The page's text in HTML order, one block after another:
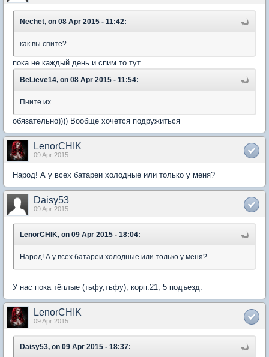
Nechet, on 08 Apr 2015 - 11:42:
как вы спите?
пока не каждый день и спим то тут
BeLieve14, on 08 Apr 2015 - 11:54:
Пните их
обязательно)))) Вообще хочется подружиться
LenorCHIK
09 Apr 2015
Народ! А у всех батареи холодные или только у меня?
Daisy53
09 Apr 2015
LenorCHIK, on 09 Apr 2015 - 18:04:
Народ! А у всех батареи холодные или только у меня?
У нас пока тёплые (тьфу,тьфу), корп.21, 5 подъезд.
LenorCHIK
09 Apr 2015
Daisy53, on 09 Apr 2015 - 18:37: